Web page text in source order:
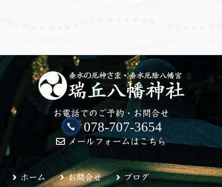
お電話でのご予約・お問合せ
078-707-3654
メールフォームはこちら
ホーム お問合せ ブログ